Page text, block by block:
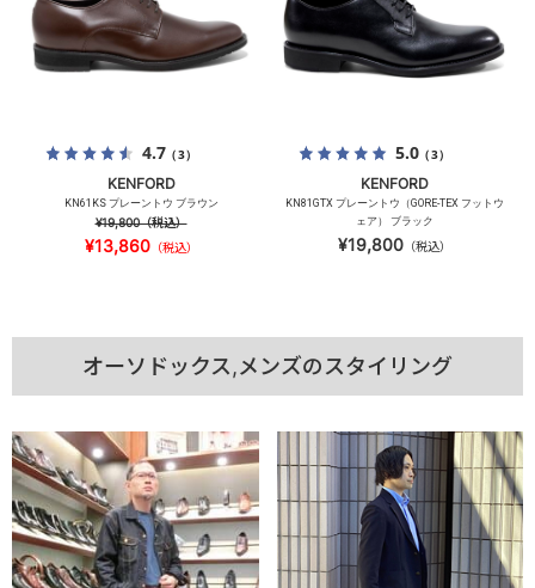
4.7（3）
KENFORD
KN61KS プレーントウ ブラウン
¥19,800（税込）
¥13,860（税込）
5.0（3）
KENFORD
KN81GTX プレーントウ（GORE-TEX フットウ
ェア） ブラック
¥19,800（税込）
オーソドックス,メンズのスタイリング